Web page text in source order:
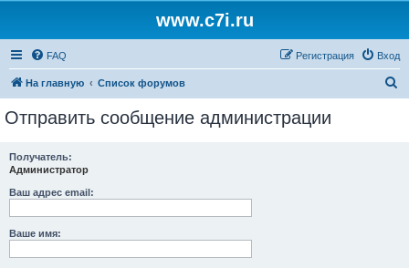
www.c7i.ru
FAQ Вход
Регистрация
На главную Список форумов
Отправить сообщение администрации
Получатель:
Администратор
Ваш адрес email:
Ваше имя: